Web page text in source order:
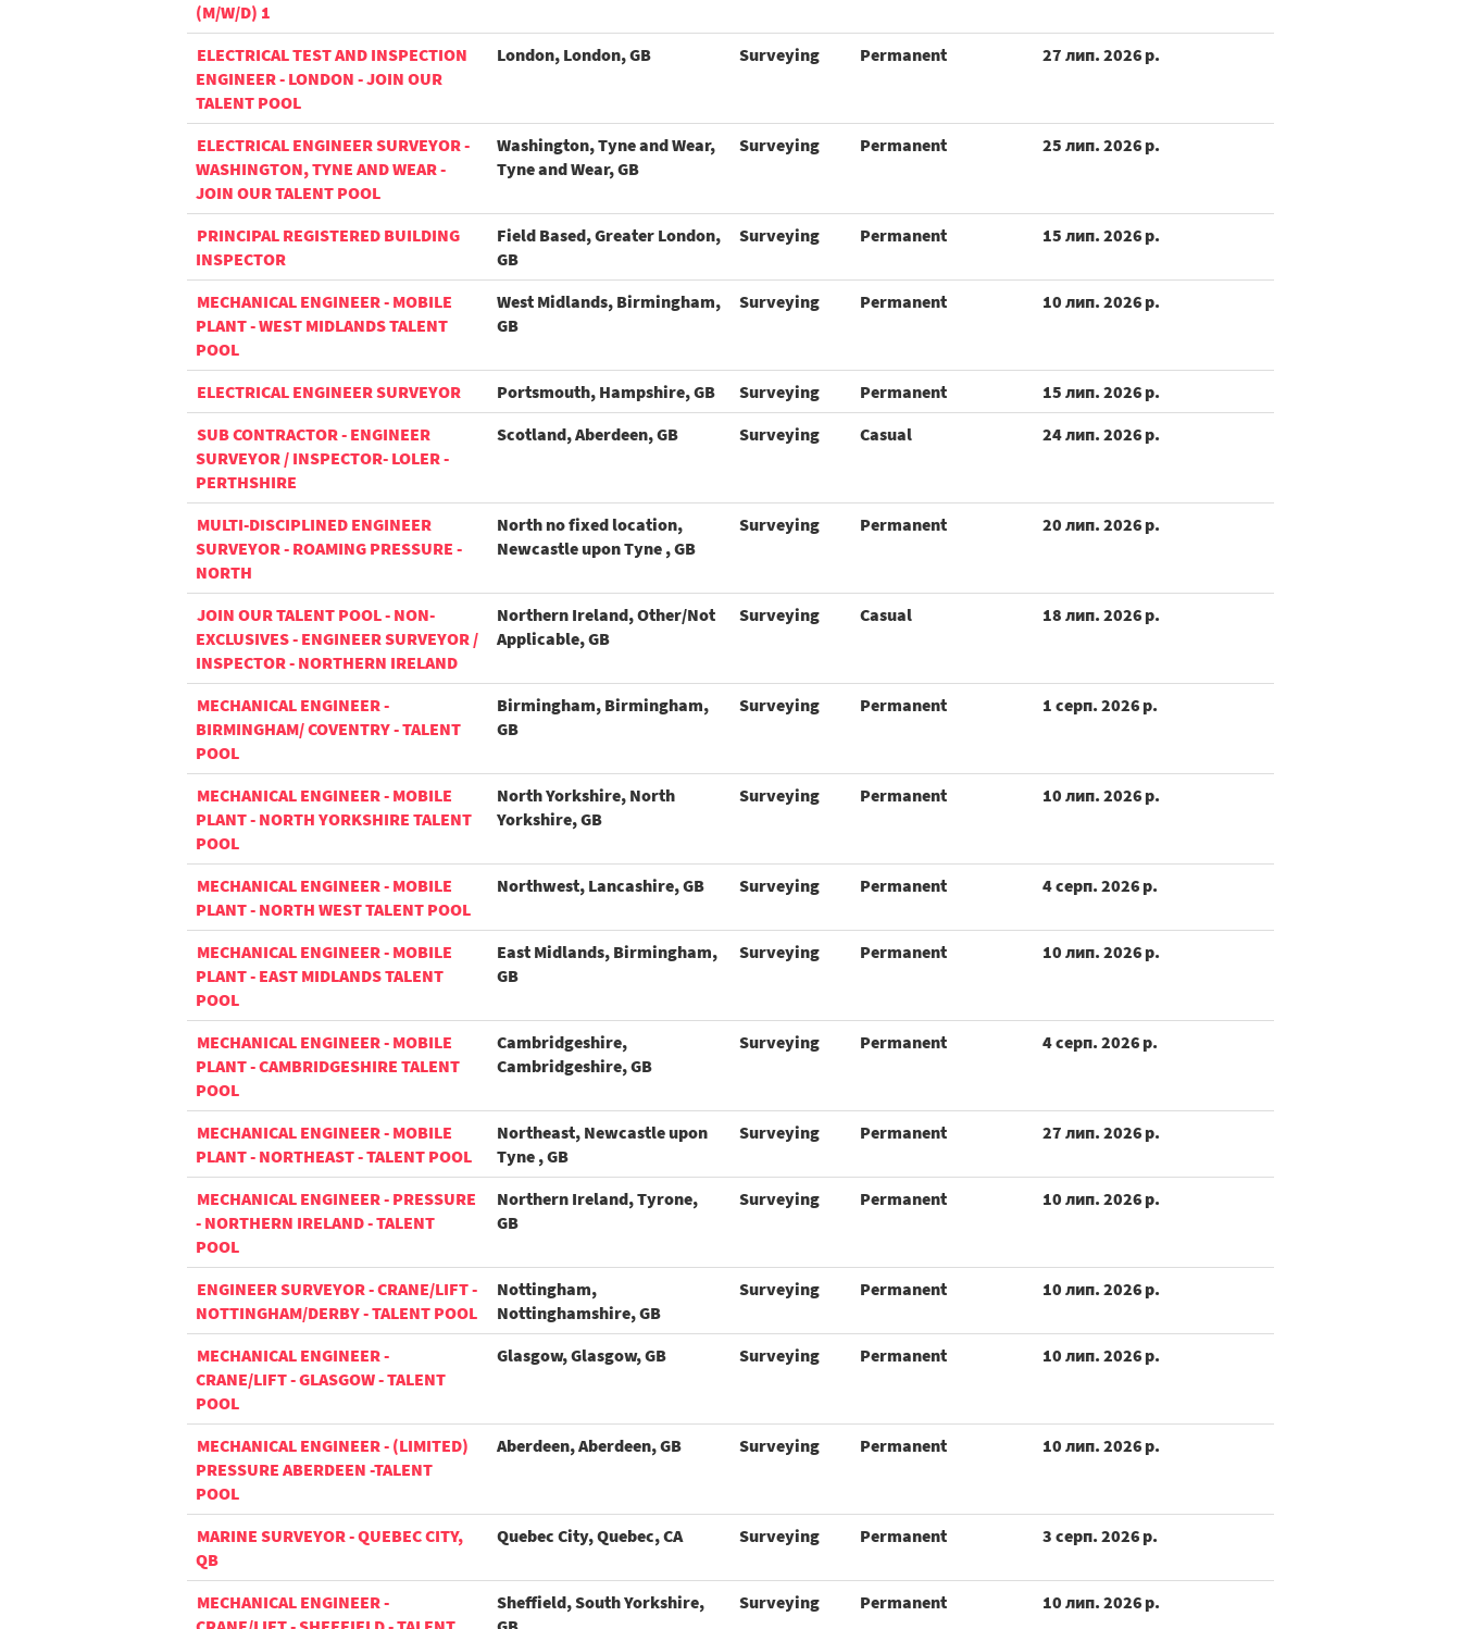
(M/W/D) 1
ELECTRICAL TEST AND INSPECTION
ENGINEER - LONDON - JOIN OUR
TALENT POOL
London, London, GB Surveying Permanent 27 лип. 2026 р.
ELECTRICAL ENGINEER SURVEYOR -
WASHINGTON, TYNE AND WEAR -
JOIN OUR TALENT POOL
Washington, Tyne and Wear,
Tyne and Wear, GB
Surveying Permanent 25 лип. 2026 р.
PRINCIPAL REGISTERED BUILDING
INSPECTOR
Field Based, Greater London,
GB
Surveying Permanent 15 лип. 2026 р.
MECHANICAL ENGINEER - MOBILE
PLANT - WEST MIDLANDS TALENT
POOL
West Midlands, Birmingham,
GB
Surveying Permanent 10 лип. 2026 р.
ELECTRICAL ENGINEER SURVEYOR Portsmouth, Hampshire, GB Surveying Permanent
15 лип. 2026 р.
SUB CONTRACTOR - ENGINEER
SURVEYOR / INSPECTOR- LOLER -
PERTHSHIRE
Scotland, Aberdeen, GB Surveying Casual 24 лип. 2026 р.
MULTI-DISCIPLINED ENGINEER
SURVEYOR - ROAMING PRESSURE -
NORTH
North no fixed location,
Newcastle upon Tyne , GB
Surveying Permanent 20 лип. 2026 р.
JOIN OUR TALENT POOL - NON-
EXCLUSIVES - ENGINEER SURVEYOR /
INSPECTOR - NORTHERN IRELAND
Northern Ireland, Other/Not
Applicable, GB
Surveying Casual 18 лип. 2026 р.
MECHANICAL ENGINEER -
BIRMINGHAM/ COVENTRY - TALENT
POOL
Birmingham, Birmingham,
GB
Surveying Permanent 1 серп. 2026 р.
MECHANICAL ENGINEER - MOBILE
PLANT - NORTH YORKSHIRE TALENT
POOL
North Yorkshire, North
Yorkshire, GB
Surveying Permanent 10 лип. 2026 р.
MECHANICAL ENGINEER - MOBILE
PLANT - NORTH WEST TALENT POOL
Northwest, Lancashire, GB Surveying Permanent 4 серп. 2026 р.
MECHANICAL ENGINEER - MOBILE
PLANT - EAST MIDLANDS TALENT
POOL
East Midlands, Birmingham,
GB
Surveying Permanent 10 лип. 2026 р.
MECHANICAL ENGINEER - MOBILE
PLANT - CAMBRIDGESHIRE TALENT
POOL
Cambridgeshire,
Cambridgeshire, GB
Surveying Permanent 4 серп. 2026 р.
MECHANICAL ENGINEER - MOBILE
PLANT - NORTHEAST - TALENT POOL
Northeast, Newcastle upon
Tyne , GB
Surveying Permanent 27 лип. 2026 р.
MECHANICAL ENGINEER - PRESSURE
- NORTHERN IRELAND - TALENT
POOL
Northern Ireland, Tyrone,
GB
Surveying Permanent 10 лип. 2026 р.
ENGINEER SURVEYOR - CRANE/LIFT -
NOTTINGHAM/DERBY - TALENT POOL
Nottingham,
Nottinghamshire, GB
Surveying Permanent 10 лип. 2026 р.
MECHANICAL ENGINEER -
CRANE/LIFT - GLASGOW - TALENT
POOL
Glasgow, Glasgow, GB Surveying Permanent 10 лип. 2026 р.
MECHANICAL ENGINEER - (LIMITED)
PRESSURE ABERDEEN -TALENT
POOL
Aberdeen, Aberdeen, GB Surveying Permanent 10 лип. 2026 р.
MARINE SURVEYOR - QUEBEC CITY,
QB
Quebec City, Quebec, CA Surveying Permanent 3 серп. 2026 р.
MECHANICAL ENGINEER -
Sheffield, South Yorkshire,
Surveying Permanent 10 лип. 2026 р.